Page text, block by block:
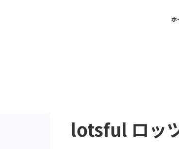
ホ
lotsful ロッ